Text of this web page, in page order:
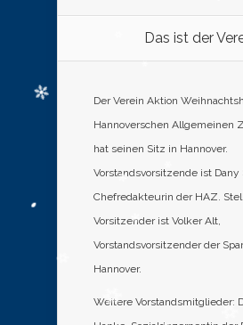
Das ist der
Der Verein Aktion
Hannoverschen Allgemeinen
hat seinen Sitz in Hannover.
Vorstandsvorsitzende ist Dany
Chefredakteurin der HAZ.
Vorsitzender ist Volker Alt,
Vorstandsvorsitzender der
Hannover.
Weitere Vorstandsmitglieder: